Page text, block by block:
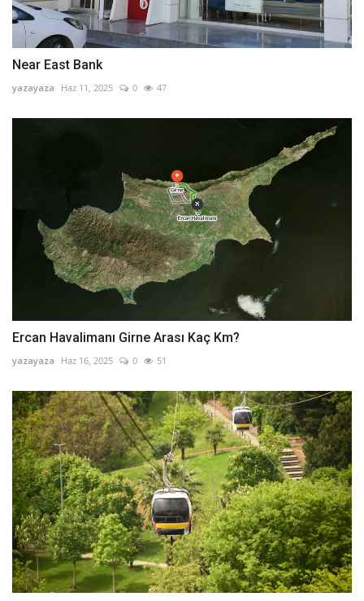
Near East Bank
yazayaza Haz 11, 2025 0 47
Ercan Havalimanı Girne Arası Kaç Km?
yazayaza Haz 16, 2025 0 51